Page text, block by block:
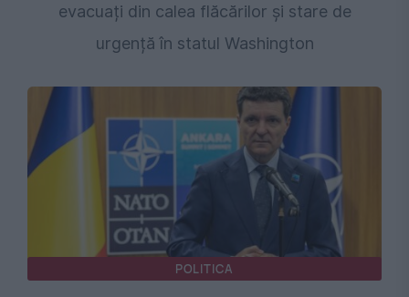
evacuați din calea flăcărilor și stare de
urgență în statul Washington
POLITICA